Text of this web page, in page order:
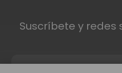
Suscríbete y redes